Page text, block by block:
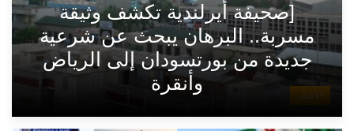
الأخبار
[صحيفة أيرلندية تكشف وثيقة
مسربة.. البرهان يبحث عن شرعية
جديدة من بورتسودان إلى الرياض
وأنقرة